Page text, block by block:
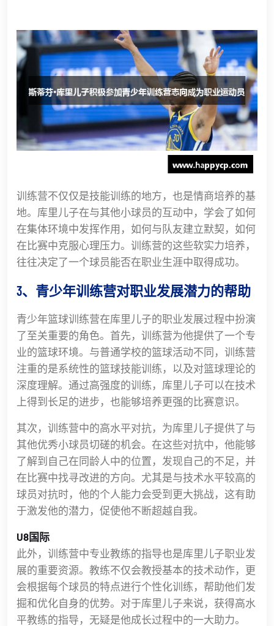
训练营不仅仅是技能训练的地方，也是情商培养的基
地。库里儿子在与其他小球员的互动中，学会了如何
在集体环境中发挥作用，如何与队友建立默契，如何
在比赛中克服心理压力。训练营的这些软实力培养，
往往决定了一个球员能否在职业生涯中取得成功。
3、青少年训练营对职业发展潜力的帮助
青少年篮球训练营在库里儿子的职业发展过程中扮演
了至关重要的角色。首先，训练营为他提供了一个专
业的篮球环境。与普通学校的篮球活动不同，训练营
注重的是系统性的篮球技能训练，以及对篮球理论的
深度理解。通过高强度的训练，库里儿子可以在技术
上得到长足的进步，也能够培养更强的比赛意识。
其次，训练营中的高水平对抗，为库里儿子提供了与
其他优秀小球员切磋的机会。在这些对抗中，他能够
了解到自己在同龄人中的位置，发现自己的不足，并
在比赛中找寻改进的方向。尤其是与技术水平较高的
球员对抗时，他的个人能力会受到更大挑战，这有助
于激发他的潜力，促使他不断超越自我。
U8国际
此外，训练营中专业教练的指导也是库里儿子职业发
展的重要资源。教练不仅会教授基本的技术动作，更
会根据每个球员的特点进行个性化训练，帮助他们发
掘和优化自身的优势。对于库里儿子来说，获得高水
平教练的指导，无疑是他成长过程中的一大助力。